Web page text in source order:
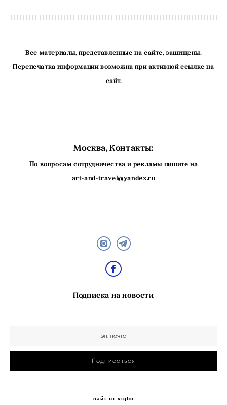
Все материалы, представленные на сайте, защищены.
Перепечатка информации возможна при активной ссылке на
сайт.
Москва, Контакты:
По вопросам сотрудничества и рекламы пишите на
art-and-travel@yandex.ru
Подписка на новости
Подписаться
сайт от vigbo